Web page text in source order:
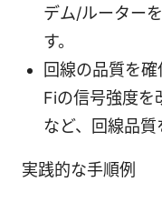
デム/ルーター
す。
回線の品質を
Fiの信号強度を
など、回線品質
実践的な手順例